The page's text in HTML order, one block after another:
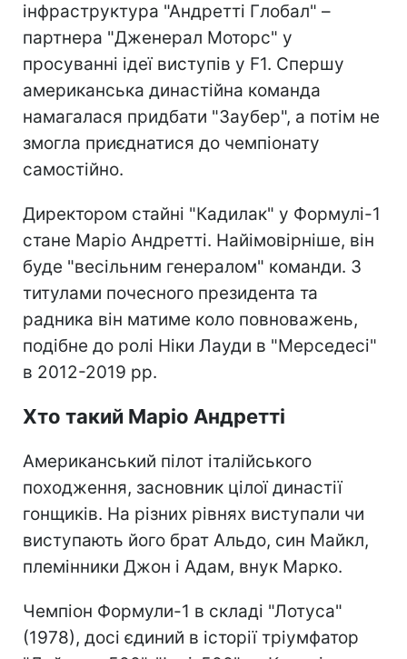
інфраструктура "Андретті Глобал" –
партнера "Дженерал Моторс" у
просуванні ідеї виступів у F1. Спершу
американська династійна команда
намагалася придбати "Заубер", а потім не
змогла приєднатися до чемпіонату
самостійно.
Директором стайні "Кадилак" у Формулі-1
стане Маріо Андретті. Найімовірніше, він
буде "весільним генералом" команди. З
титулами почесного президента та
радника він матиме коло повноважень,
подібне до ролі Ніки Лауди в "Мерседесі"
в 2012-2019 рр.
Хто такий Маріо Андретті
Американський пілот італійського
походження, засновник цілої династії
гонщиків. На різних рівнях виступали чи
виступають його брат Альдо, син Майкл,
племінники Джон і Адам, внук Марко.
Чемпіон Формули-1 в складі "Лотуса"
(1978), досі єдиний в історії тріумфатор